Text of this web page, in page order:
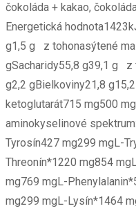
čokoláda + kakao,
Energetická
g1,5 g z tohonasýtené
gSacharidy55,8 g39,1 g z
g2,2 gBielkoviny21,8
ketoglutarát715 mg500
aminokyselinové
Tyrosín427 mg299 mgL-
Threonín*1220 mg854
mg769 mgL-
mg299 mgL-Lysín*1464